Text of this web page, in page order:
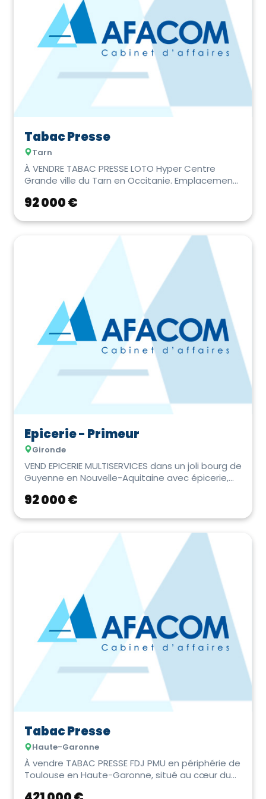
Menuiserie
Ets Artisanat & Bâtiment
PME / PMI
Tabac Presse
Tarn
À VENDRE TABAC PRESSE LOTO Hyper Centre
Grande ville du Tarn en Occitanie. Emplacement
92 000 €
Epicerie - Primeur
Gironde
VEND EPICERIE MULTISERVICES dans un joli bourg de
Guyenne en Nouvelle-Aquitaine avec épicerie,
92 000 €
Tabac Presse
Haute-Garonne
À vendre TABAC PRESSE FDJ PMU en périphérie de
Toulouse en Haute-Garonne, situé au cœur du